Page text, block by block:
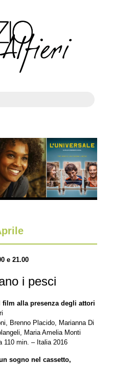
e 21.00
i pesci
film alla presenza degli attori
Brenno Placido, Marianna Di
Maria Amelia Monti
110 min. – Italia 2016
sogno nel cassetto,